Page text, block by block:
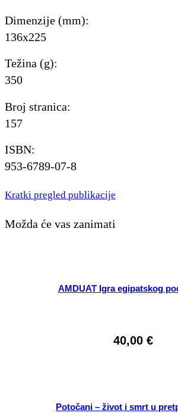
Dimenzije (mm):
136x225
Težina (g):
350
Broj stranica:
157
ISBN:
953-6789-07-8
Kratki pregled publikacije
Možda će vas zanimati
AMDUAT Igra egipatskog
40,00 €
Potočani – život i smrt u